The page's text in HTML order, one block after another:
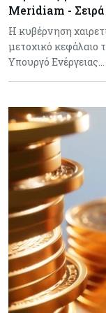
Meridiam - Σειρά
Η κυβέρνηση
μετοχικό
Υπουργό Ενέργειας…